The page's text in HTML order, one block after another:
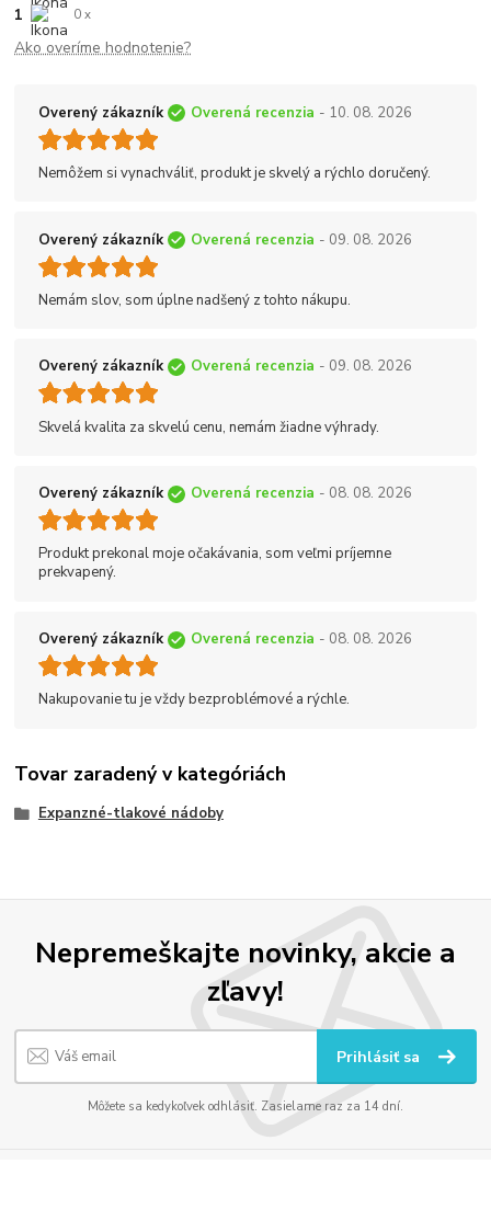
1 0 x
Ako overíme hodnotenie?
Overený zákazník Overená recenzia - 10. 08. 2026
Nemôžem si vynachváliť, produkt je skvelý a rýchlo doručený.
Overený zákazník Overená recenzia - 09. 08. 2026
Nemám slov, som úplne nadšený z tohto nákupu.
Overený zákazník Overená recenzia - 09. 08. 2026
Skvelá kvalita za skvelú cenu, nemám žiadne výhrady.
Overený zákazník Overená recenzia - 08. 08. 2026
Produkt prekonal moje očakávania, som veľmi príjemne
prekvapený.
Overený zákazník Overená recenzia - 08. 08. 2026
Nakupovanie tu je vždy bezproblémové a rýchle.
Tovar zaradený v kategóriách
Expanzné-tlakové nádoby
Nepremeškajte novinky, akcie a
zľavy!
Prihlásiť sa
Môžete sa kedykoľvek odhlásiť. Zasielame raz za 14 dní.